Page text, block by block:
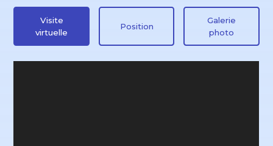
Visite
virtuelle
Position
Galerie
photo